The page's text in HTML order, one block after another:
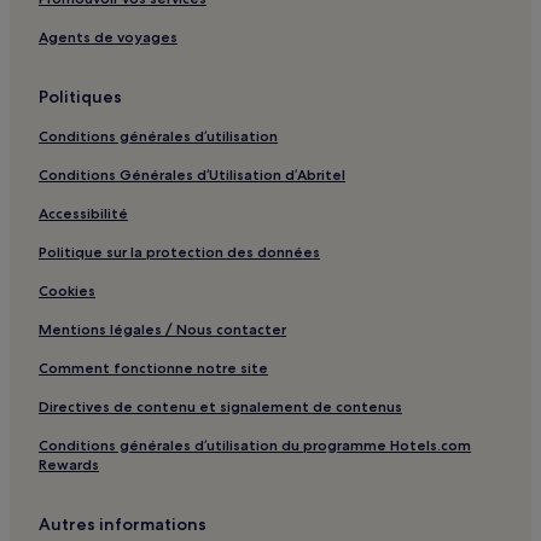
Plage de Tamarindo : Auberges de jeunesse
Plage de Tamarindo : Villas
Plage de Tamarindo : Chambres d’hôtes
Plage de Tamarindo : Hôtels pas chers à proximité
Plage de Tamarindo : hôtels 3 étoiles
Plage de Tamarindo : hôtels 4 étoiles
Plage de Tamarindo : Hôtels d’affaires à proximité
Plage de Tamarindo : Hôtels de plage à proximité
Plage de Tamarindo : Hôtels familiaux à proximité
Plage de Tamarindo : Hôtels avec golf à proximité
Parcours de golf Hacienda Pinilla : hôtels à proximité
Agents de voyages
Politiques
Conditions générales d’utilisation
Conditions Générales d’Utilisation d’Abritel
Accessibilité
Politique sur la protection des données
Cookies
Mentions légales / Nous contacter
Comment fonctionne notre site
Directives de contenu et signalement de contenus
Conditions générales d’utilisation du programme Hotels.com
Rewards
Autres informations